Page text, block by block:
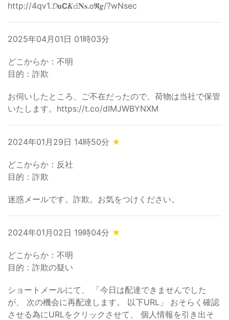
http://4qv1.𝓓𝐮𝗖𝑲𝕕𝐍𝐬.𝗈𝕽𝒈/?wNsec
2025年04月01日 01時03分
どこからか：不明
目的：詐欺
お伺いしたところ、ご不在だったので、荷物は当社で保管
いたします。https://t.co/dIMJWBYNXM
2024年01月29日 14時50分 ★
どこからか：反社
目的：詐欺
迷惑メールです。詐欺。お気をつけください。
2024年01月02日 19時04分 ★
どこからか：不明
目的：詐欺の疑い
ショートメールにて、 「今日は配達できませんでした
が、 次の機会に再配達します。 以下URL」 おそらく確認
させる為にURLをクリックさせて、 個人情報を引き出そ